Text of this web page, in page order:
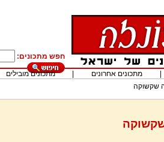
חפש מתכונים:
מתכונים אחרונים מתכונים מובילים
שקשוקה